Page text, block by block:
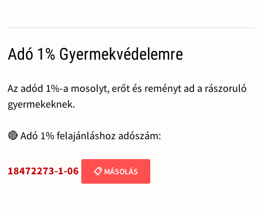
Adó 1% Gyermekvédelemre
Az adód 1%-a mosolyt, erőt és reményt ad a rászoruló
gyermekeknek.
🔴 Adó 1% felajánláshoz adószám:
18472273-1-06 📋 MÁSOLÁS